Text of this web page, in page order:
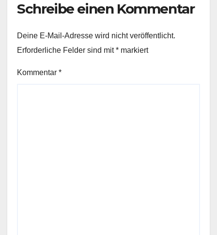
Schreibe einen Kommentar
Deine E-Mail-Adresse wird nicht veröffentlicht.
Erforderliche Felder sind mit* markiert
Kommentar *